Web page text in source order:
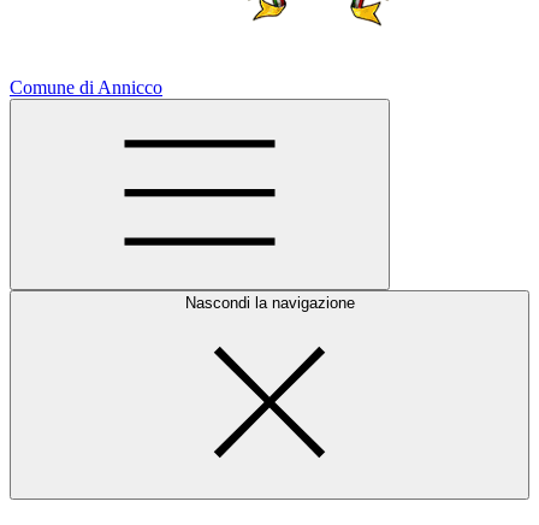
Comune di Annicco
Nascondi la navigazione